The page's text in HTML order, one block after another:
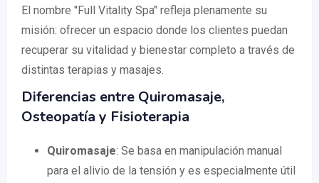
El nombre "Full Vitality Spa" refleja plenamente su
misión: ofrecer un espacio donde los clientes puedan
recuperar su vitalidad y bienestar completo a través de
distintas terapias y masajes.
Diferencias entre Quiromasaje,
Osteopatía y Fisioterapia
Quiromasaje: Se basa en manipulación manual
para el alivio de la tensión y es especialmente útil